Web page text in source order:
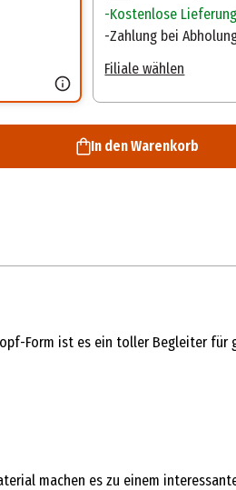
Kostenlose Lieferung
Zahlung bei
Filiale wählen
In den Warenkorb
Form ist es ein toller Begleiter für
machen es zu einem